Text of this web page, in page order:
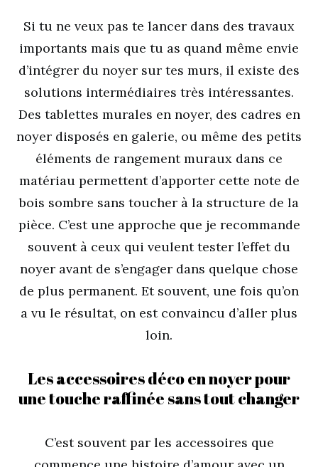
Si tu ne veux pas te lancer dans des travaux
importants mais que tu as quand même envie
d’intégrer du noyer sur tes murs, il existe des
solutions intermédiaires très intéressantes.
Des tablettes murales en noyer, des cadres en
noyer disposés en galerie, ou même des petits
éléments de rangement muraux dans ce
matériau permettent d’apporter cette note de
bois sombre sans toucher à la structure de la
pièce. C’est une approche que je recommande
souvent à ceux qui veulent tester l’effet du
noyer avant de s’engager dans quelque chose
de plus permanent. Et souvent, une fois qu’on
a vu le résultat, on est convaincu d’aller plus
loin.
Les accessoires déco en noyer pour
une touche raffinée sans tout changer
C’est souvent par les accessoires que